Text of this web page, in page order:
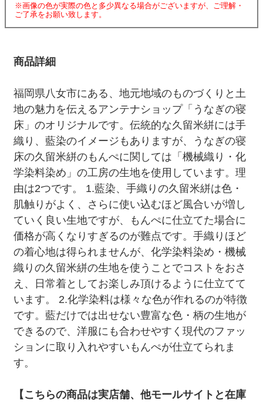
※画像の色が実際の色と多少異なる場合がございますが、ご理解・
ご了承をお願い致します。
商品詳細
福岡県八女市にある、地元地域のものづくりと土
地の魅力を伝えるアンテナショップ「うなぎの寝
床」のオリジナルです。伝統的な久留米絣には手
織り、藍染のイメージもありますが、うなぎの寝
床の久留米絣のもんぺに関しては「機械織り・化
学染料染め」の工房の生地を使用しています。理
由は2つです。 1.藍染、手織りの久留米絣は色・
肌触りがよく、さらに使い込むほど風合いが増し
ていく良い生地ですが、もんぺに仕立てた場合に
価格が高くなりすぎるのが難点です。手織りほど
の着心地は得られませんが、化学染料染め・機械
織りの久留米絣の生地を使うことでコストをおさ
え、日常着としてお楽しみ頂けるように仕立てて
います。 2.化学染料は様々な色が作れるのが特徴
です。藍だけでは出せない豊富な色・柄の生地が
できるので、洋服にも合わせやすく現代のファッ
ションに取り入れやすいもんぺが仕立てられま
す。
【こちらの商品は実店舗、他モールサイトと在庫